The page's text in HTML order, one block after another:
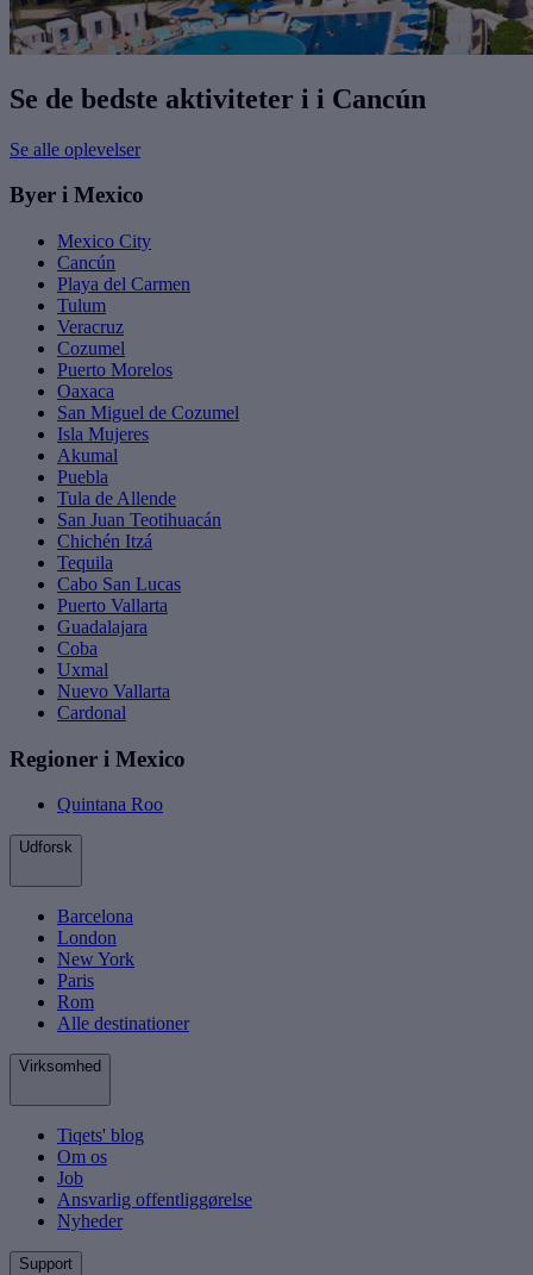
Se de bedste aktiviteter i i Cancún
Se alle oplevelser
Byer i Mexico
Mexico City
Cancún
Playa del Carmen
Tulum
Veracruz
Cozumel
Puerto Morelos
Oaxaca
San Miguel de Cozumel
Isla Mujeres
Akumal
Puebla
Tula de Allende
San Juan Teotihuacán
Chichén Itzá
Tequila
Cabo San Lucas
Puerto Vallarta
Guadalajara
Coba
Uxmal
Nuevo Vallarta
Cardonal
Regioner i Mexico
Quintana Roo
Udforsk
Barcelona
London
New York
Paris
Rom
Alle destinationer
Virksomhed
Tiqets' blog
Om os
Job
Ansvarlig offentliggørelse
Nyheder
Support